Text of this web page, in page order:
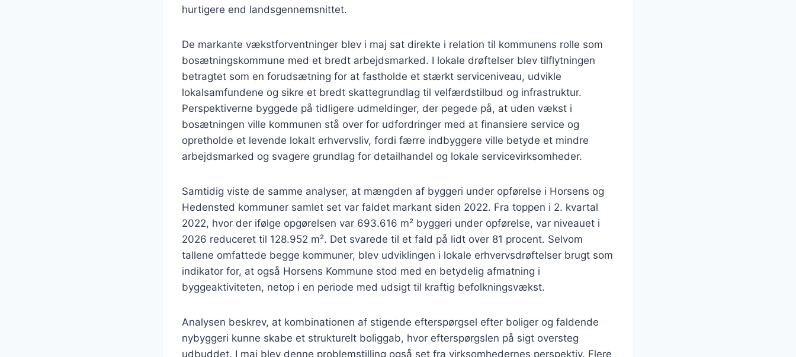
hurtigere end landsgennemsnittet.
De markante vækstforventninger blev i maj sat direkte i relation til kommunens rolle som
bosætningskommune med et bredt arbejdsmarked. I lokale drøftelser blev tilflytningen
betragtet som en forudsætning for at fastholde et stærkt serviceniveau, udvikle
lokalsamfundene og sikre et bredt skattegrundlag til velfærdstilbud og infrastruktur.
Perspektiverne byggede på tidligere udmeldinger, der pegede på, at uden vækst i
bosætningen ville kommunen stå over for udfordringer med at finansiere service og
opretholde et levende lokalt erhvervsliv, fordi færre indbyggere ville betyde et mindre
arbejdsmarked og svagere grundlag for detailhandel og lokale servicevirksomheder.
Samtidig viste de samme analyser, at mængden af byggeri under opførelse i Horsens og
Hedensted kommuner samlet set var faldet markant siden 2022. Fra toppen i 2. kvartal
2022, hvor der ifølge opgørelsen var 693.616 m² byggeri under opførelse, var niveauet i
2026 reduceret til 128.952 m². Det svarede til et fald på lidt over 81 procent. Selvom
tallene omfattede begge kommuner, blev udviklingen i lokale erhvervsdrøftelser brugt som
indikator for, at også Horsens Kommune stod med en betydelig afmatning i
byggeaktiviteten, netop i en periode med udsigt til kraftig befolkningsvækst.
Analysen beskrev, at kombinationen af stigende efterspørgsel efter boliger og faldende
nybyggeri kunne skabe et strukturelt boliggab, hvor efterspørgslen på sigt oversteg
udbuddet. I maj blev denne problemstilling også set fra virksomhedernes perspektiv. Flere